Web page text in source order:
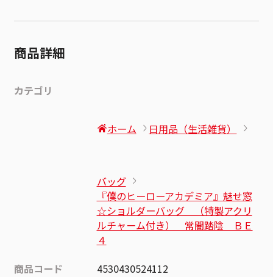
商品詳細
カテゴリ
ホーム 日用品（生活雑貨）
バッグ
『僕のヒーローアカデミア』魅せ窓
☆ショルダーバッグ （特製アクリ
ルチャーム付き） 常闇踏陰 ＢＥ
４
商品コード
4530430524112